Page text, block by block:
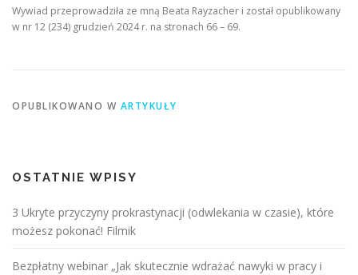
Wywiad przeprowadziła ze mną Beata Rayzacher i został opublikowany
w nr 12 (234) grudzień 2024 r. na stronach 66 – 69.
OPUBLIKOWANO W ARTYKUŁY
OSTATNIE WPISY
3 Ukryte przyczyny prokrastynacji (odwlekania w czasie), które
możesz pokonać! Filmik
Bezpłatny webinar „Jak skutecznie wdrażać nawyki w pracy i